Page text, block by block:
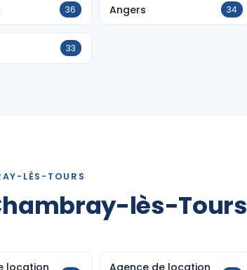
36 Angers 34
33
LÈS-TOURS
lès-Tours
location Agence de location